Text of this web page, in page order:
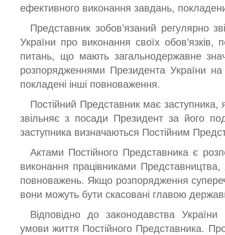
ефективного виконання завдань,
Представник зобов’язаний регулярно
України про виконання своїх обов’язків,
питань, що мають загальнодержавне
розпорядженнями Президента України
покладені інші повноваження.
Постійний Представник має заступника,
звільняє з посади Президент за його
заступника визначаються Постійним
Актами Постійного Представника є
виконання працівниками
повноважень. Якщо розпорядження
вони можуть бути скасовані главою
Відповідно до законодавства
умови життя Постійного Представника.